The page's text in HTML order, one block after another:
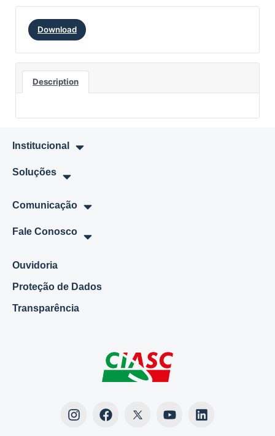
Download
Description
Institucional
Soluções
Comunicação
Fale Conosco
Ouvidoria
Proteção de Dados
Transparência